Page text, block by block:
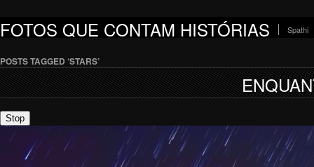
FOTOS QUE CONTAM HISTÓRIAS Spathi
POSTS TAGGED ‘STARS’
Stop